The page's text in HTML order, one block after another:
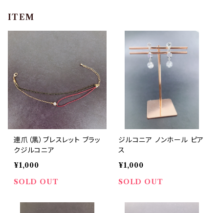
ITEM
連爪（黒）ブレスレット ブラッ
クジルコニア
¥1,000
SOLD OUT
ジルコニア ノンホール ピア
ス
¥1,000
SOLD OUT